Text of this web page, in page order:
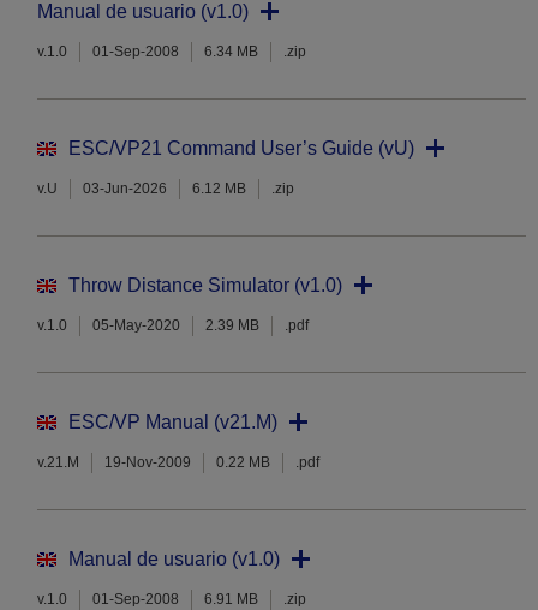
Manual de usuario (v1.0)
v.1.0 01-Sep-2008 6.34 MB .zip
ESC/VP21 Command User’s Guide (vU)
v.U 03-Jun-2026 6.12 MB .zip
Throw Distance Simulator (v1.0)
v.1.0 05-May-2020 2.39 MB .pdf
ESC/VP Manual (v21.M)
v.21.M 19-Nov-2009 0.22 MB .pdf
Manual de usuario (v1.0)
v.1.0 01-Sep-2008 6.91 MB .zip